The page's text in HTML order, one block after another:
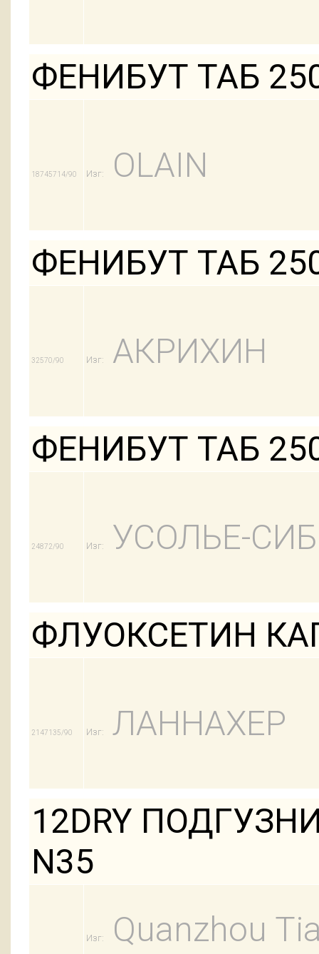
ФЕНИБУТ ТАБ
18745714/90 Изг: OLAIN
ФЕНИБУТ ТАБ
32570/90 Изг: АКРИХИН
ФЕНИБУТ ТАБ
24872/90 Изг: УСОЛЬЕ-
ФЛУОКСЕТИН
2147135/90 Изг: ЛАННАХЕР
12DRY
N35
Изг:
Quanzhou